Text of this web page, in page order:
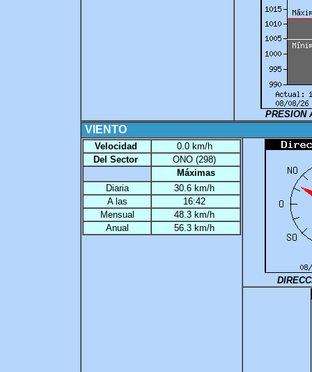
PRESION
VIENTO
Velocidad
0.0 km/h
Del Sector
ONO (298)
Máximas
Diaria
30.6 km/h
A las
16:42
Mensual
48.3 km/h
Anual
56.3 km/h